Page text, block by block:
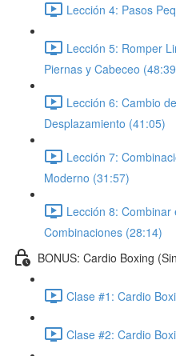
Lección 4: Pasos
Lección 5: Romper
Piernas y Cabeceo
Lección 6: Cambio
Desplazamiento (41:05)
Lección 7:
Moderno (31:57)
Lección 8:
Combinaciones (28:14)
BONUS: Cardio Boxing
Clase #1: Cardio
Clase #2: Cardio